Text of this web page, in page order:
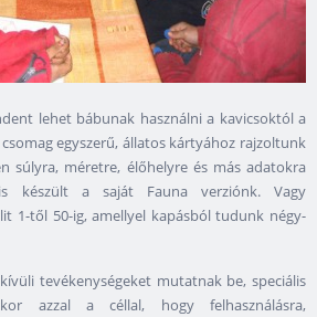
lehet bábunak használni a kavicsoktól a
egyszerű, állatos kártyához rajzoltunk
súlyra, méretre, élőhelyre és más adatokra
készült a saját Fauna verziónk. Vagy
1-től 50-ig, amellyel kapásból tudunk négy-
tevékenységeket mutatnak be, speciális
azzal a céllal, hogy felhasználásra,